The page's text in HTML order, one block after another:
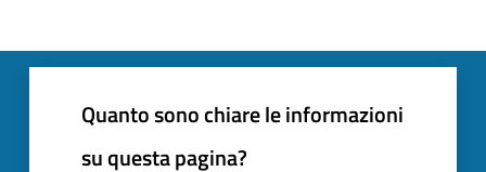
Quanto sono chiare le informazioni
su questa pagina?